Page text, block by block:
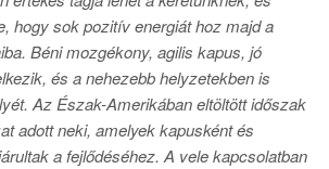
hogy sok pozitív energiát hoz majd a
Béni mozgékony, agilis kapus, jó
és a nehezebb helyzetekben is
Az Észak-Amerikában eltöltött időszak
adott neki, amelyek kapusként és
a fejlődéséhez. A vele kapcsolatban